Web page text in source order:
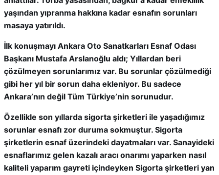
yaşından yıpranma hakkına kadar esnafın sorunları
masaya yatırıldı.
İlk konuşmayı Ankara Oto Sanatkarları Esnaf Odası
Başkanı Mustafa Arslanoğlu aldı; Yıllardan beri
çözülmeyen sorunlarımız var. Bu sorunlar çözülmediği
gibi her yıl bir sorun daha ekleniyor. Bu sadece
Ankara’nın değil Tüm Türkiye’nin sorunudur.
Özellikle son yıllarda sigorta şirketleri ile yaşadığımız
sorunlar esnafı zor duruma sokmuştur. Sigorta
şirketlerin esnaf üzerindeki dayatmaları var. Sanayideki
esnaflarımız gelen kazalı aracı onarımı yaparken nasıl
kaliteli yaparım gayreti içindeyken Sigorta şirketleri yan